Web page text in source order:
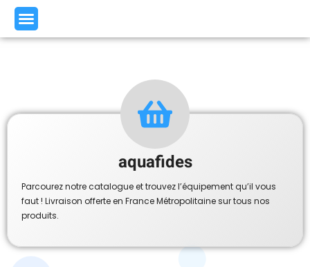
aquafides
Parcourez notre catalogue et trouvez l’équipement qu’il vous
faut ! Livraison offerte en France Métropolitaine sur tous nos
produits.